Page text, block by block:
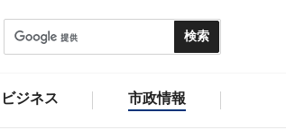
ビジネス 市政情報